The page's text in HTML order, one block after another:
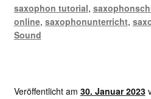
saxophon tutorial,
online, saxophonunterricht,
Sound
Veröffentlicht am 30. Januar 2023